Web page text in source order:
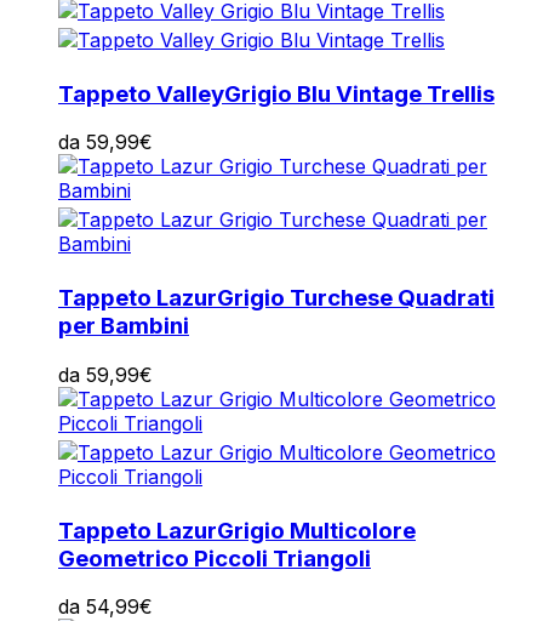
Tappeto ValleyGrigio Blu Vintage Trellis
da 59,99€
Tappeto LazurGrigio Turchese Quadrati
per Bambini
da 59,99€
Tappeto LazurGrigio Multicolore
Geometrico Piccoli Triangoli
da 54,99€